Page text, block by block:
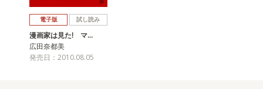
電子版 試し読み
漫画家は見た! マ…
広田奈都美
発売日：2010.08.05